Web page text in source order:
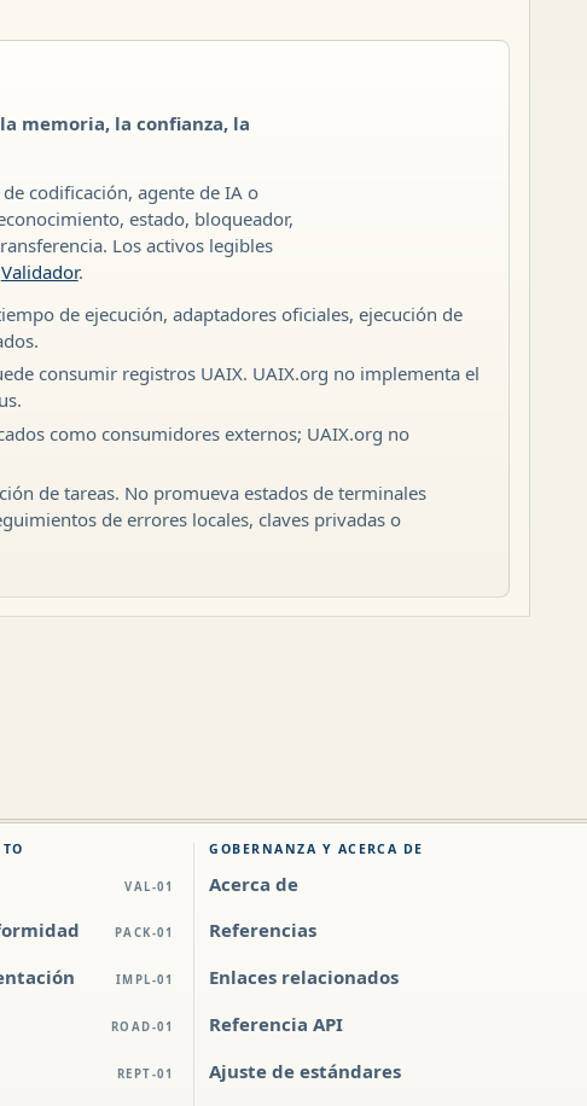
memoria, la confianza, la
codificación, agente de IA o
estado, bloqueador,
Los activos legibles
Validador.
de ejecución, adaptadores oficiales, ejecución de
consumir registros UAIX. UAIX.org no implementa el
como consumidores externos; UAIX.org no
de tareas. No promueva estados de terminales
de errores locales, claves privadas o
VAL-01
PACK-01
IMPL-01
ROAD-01
REPT-01
GOBERNANZA Y ACERCA DE
Acerca de
Referencias
Enlaces relacionados
Referencia API
Ajuste de estándares